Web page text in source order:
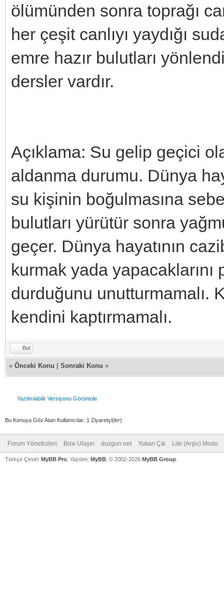
ölümünden sonra toprağı
her çeşit canlıyı yaydığı
emre hazır bulutları
dersler vardır.
Açıklama: Su gelip geçici
aldanma durumu. Dünya
su kişinin boğulmasına
bulutları yürütür sonra
geçer. Dünya hayatının
kurmak yada
durduğunu unutturmamalı.
kendini kaptırmamalı.
Bul
« Önceki Konu Sonraki Konu »
Yazdırılabilir Versiyonu Görüntüle
Bu Konuya Göz Atan Kullanıcılar: 1 Ziyaretçi(ler)
Forum Yöneticileri Bize Ulaşın duzgun.net Yukarı Çık Lite (Arşiv) Modu
Türkçe Çeviri: MyBB Pro , Yazılım: MyBB , © 2002-2026 MyBB Group